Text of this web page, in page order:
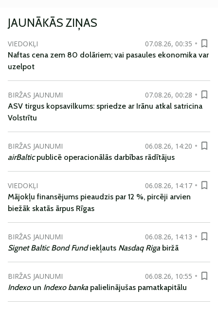
JAUNĀKĀS ZIŅAS
VIEDOKĻI
07.08.26, 00:35
Naftas cena zem 80 dolāriem; vai pasaules ekonomika var
uzelpot
BIRŽAS JAUNUMI
07.08.26, 00:28
ASV tirgus kopsavilkums: spriedze ar Irānu atkal satricina
Volstrītu
BIRŽAS JAUNUMI
06.08.26, 14:20
airBalticpublicē operacionālās darbības rādītājus
VIEDOKĻI
06.08.26, 14:17
Mājokļu finansējums pieaudzis par 12 %, pircēji arvien
biežāk skatās ārpus Rīgas
BIRŽAS JAUNUMI
06.08.26, 14:13
Signet Baltic Bond Fundiekļauts Nasdaq Riga biržā
BIRŽAS JAUNUMI
06.08.26, 10:55
Indexoun Indexo banka palielinājušas pamatkapitālu